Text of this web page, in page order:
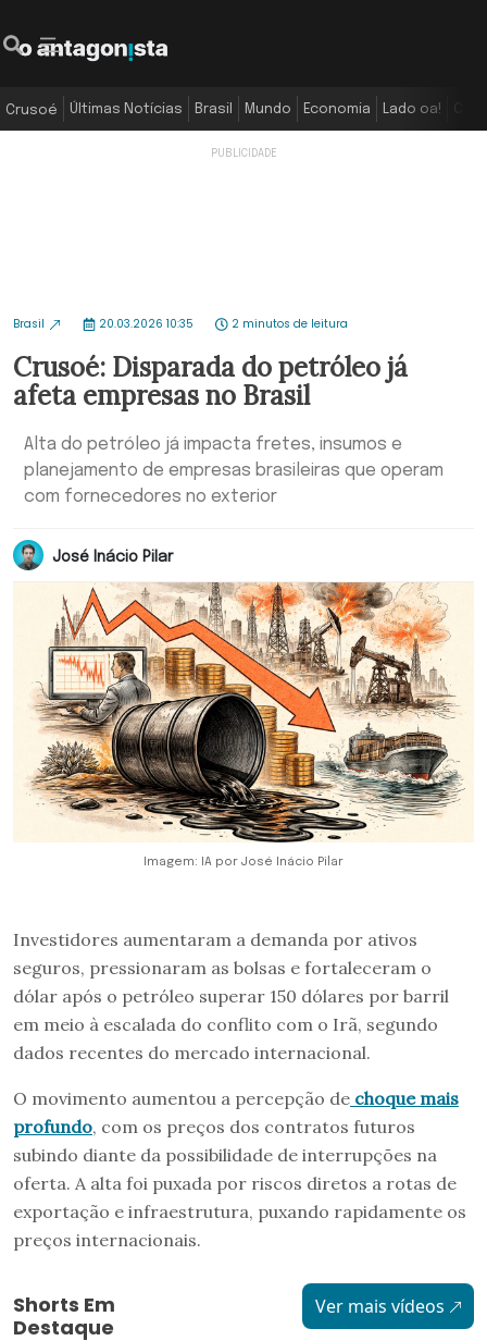
Crusoé Últimas Notícias Brasil Mundo Economia Lado oa!
Brasil 20.03.2026 10:35 2 minutos de leitura
Crusoé: Disparada do petróleo já
afeta empresas no Brasil
Alta do petróleo já impacta fretes, insumos e
planejamento de empresas brasileiras que operam
com fornecedores no exterior
José Inácio Pilar
Imagem: IA por José Inácio Pilar
Investidores aumentaram a demanda por ativos
seguros, pressionaram as bolsas e fortaleceram o
dólar após o petróleo superar 150 dólares por barril
em meio à escalada do conflito com o Irã, segundo
dados recentes do mercado internacional.
O movimento aumentou a percepção de choque mais
profundo, com os preços dos contratos futuros
subindo diante da possibilidade de interrupções na
oferta. A alta foi puxada por riscos diretos a rotas de
exportação e infraestrutura, puxando rapidamente os
preços internacionais.
Shorts Em
Destaque
Ver mais vídeos